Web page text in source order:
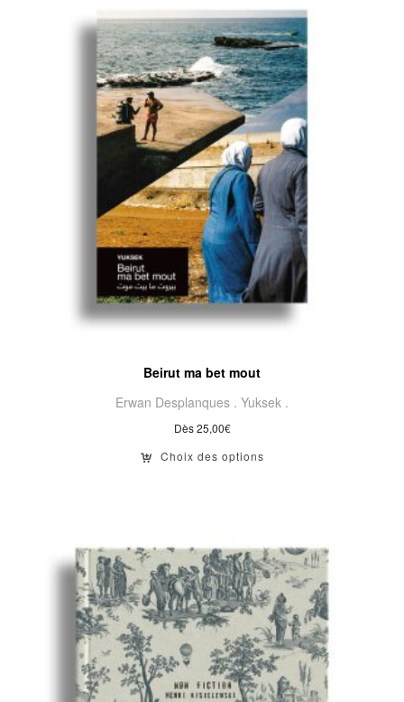
Beirut ma bet mout
Erwan Desplanques . Yuksek .
Dès25,00€
Choix des options